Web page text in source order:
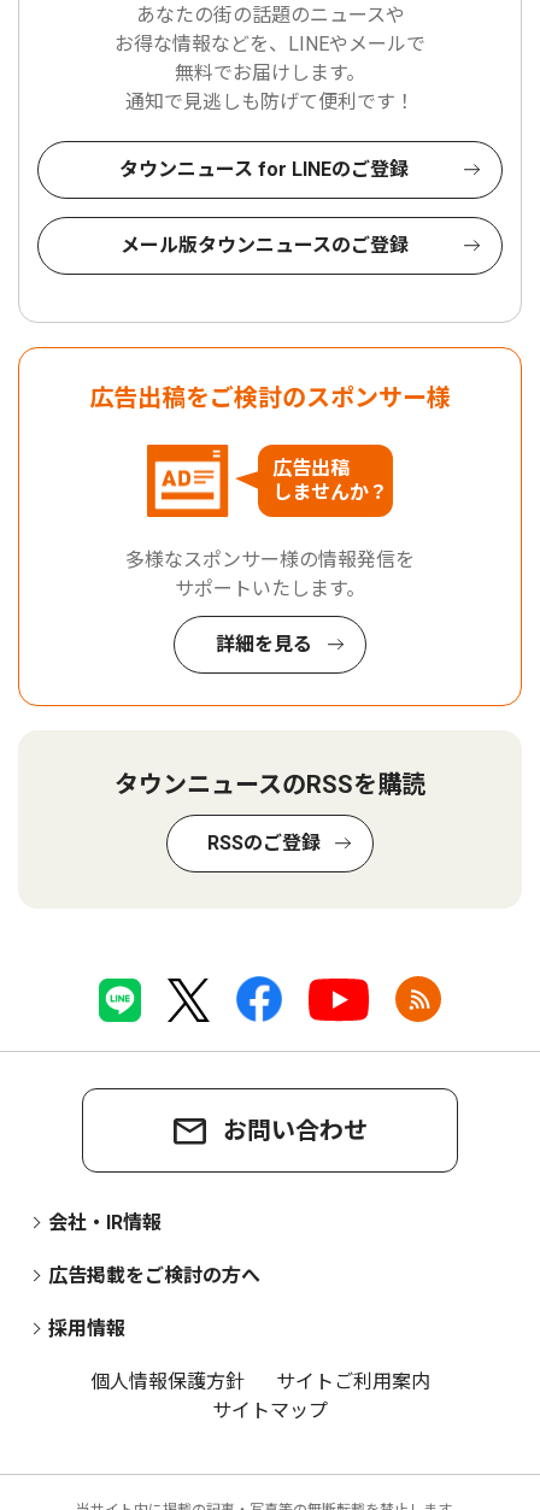
あなたの街の話題のニュースや
お得な情報などを、LINEやメールで
無料でお届けします。
通知で見逃しも防げて便利です！
タウンニュース for LINEのご登録
メール版タウンニュースのご登録
広告出稿をご検討のスポンサー様
広告出稿
しませんか？
多様なスポンサー様の情報発信を
サポートいたします。
詳細を見る
タウンニュースのRSSを購読
RSSのご登録
お問い合わせ
会社・IR情報
広告掲載をご検討の方へ
採用情報
個人情報保護方針
サイトご利用案内
サイトマップ